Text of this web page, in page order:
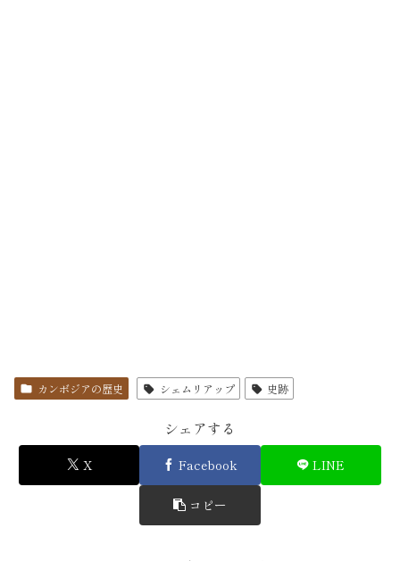
カンボジアの歴史 シェムリアップ 史跡
シェアする
X Facebook LINE
コピー